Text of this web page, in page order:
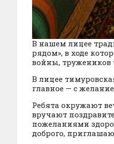
В нашем лицее
рядом», в ходе
войны, тружеников
В лицее
главное — с
Ребята окружают
вручают
пожеланиями
доброго,